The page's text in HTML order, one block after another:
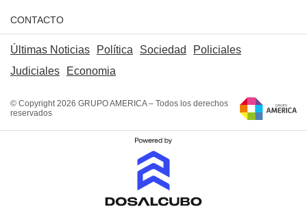
CONTACTO
Últimas Noticias Política Sociedad
Policiales
Judiciales
Economia
© Copyright 2026 GRUPO AMERICA – Todos los derechos
reservados